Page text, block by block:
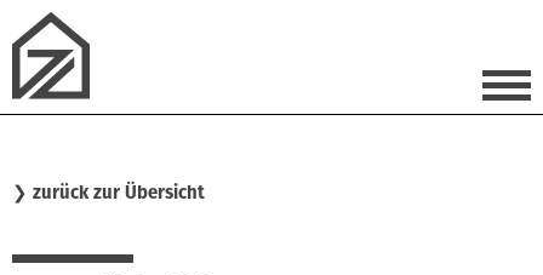
❯ zurück zur Übersicht